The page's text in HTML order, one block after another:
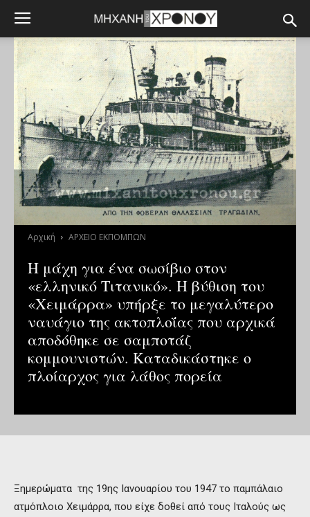
Αρχική ΑΡΧΕΙΟ ΕΚΠΟΜΠΩΝ
Η μάχη για ένα σωσίβιο στον
«ελληνικό Τιτανικό». Η βύθιση του
«Χειμάρρα» υπήρξε το μεγαλύτερο
ναυάγιο της ακτοπλοΐας που αρχικά
αποδόθηκε σε σαμποτάζ
κομμουνιστών. Καταδικάστηκε ο
πλοίαρχος για λάθος πορεία
Ξημερώματα της 19ης Ιανουαρίου του 1947 το παμπάλαιο
ατμόπλοιο Χειμάρρα, που είχε δοθεί από τους Ιταλούς ως